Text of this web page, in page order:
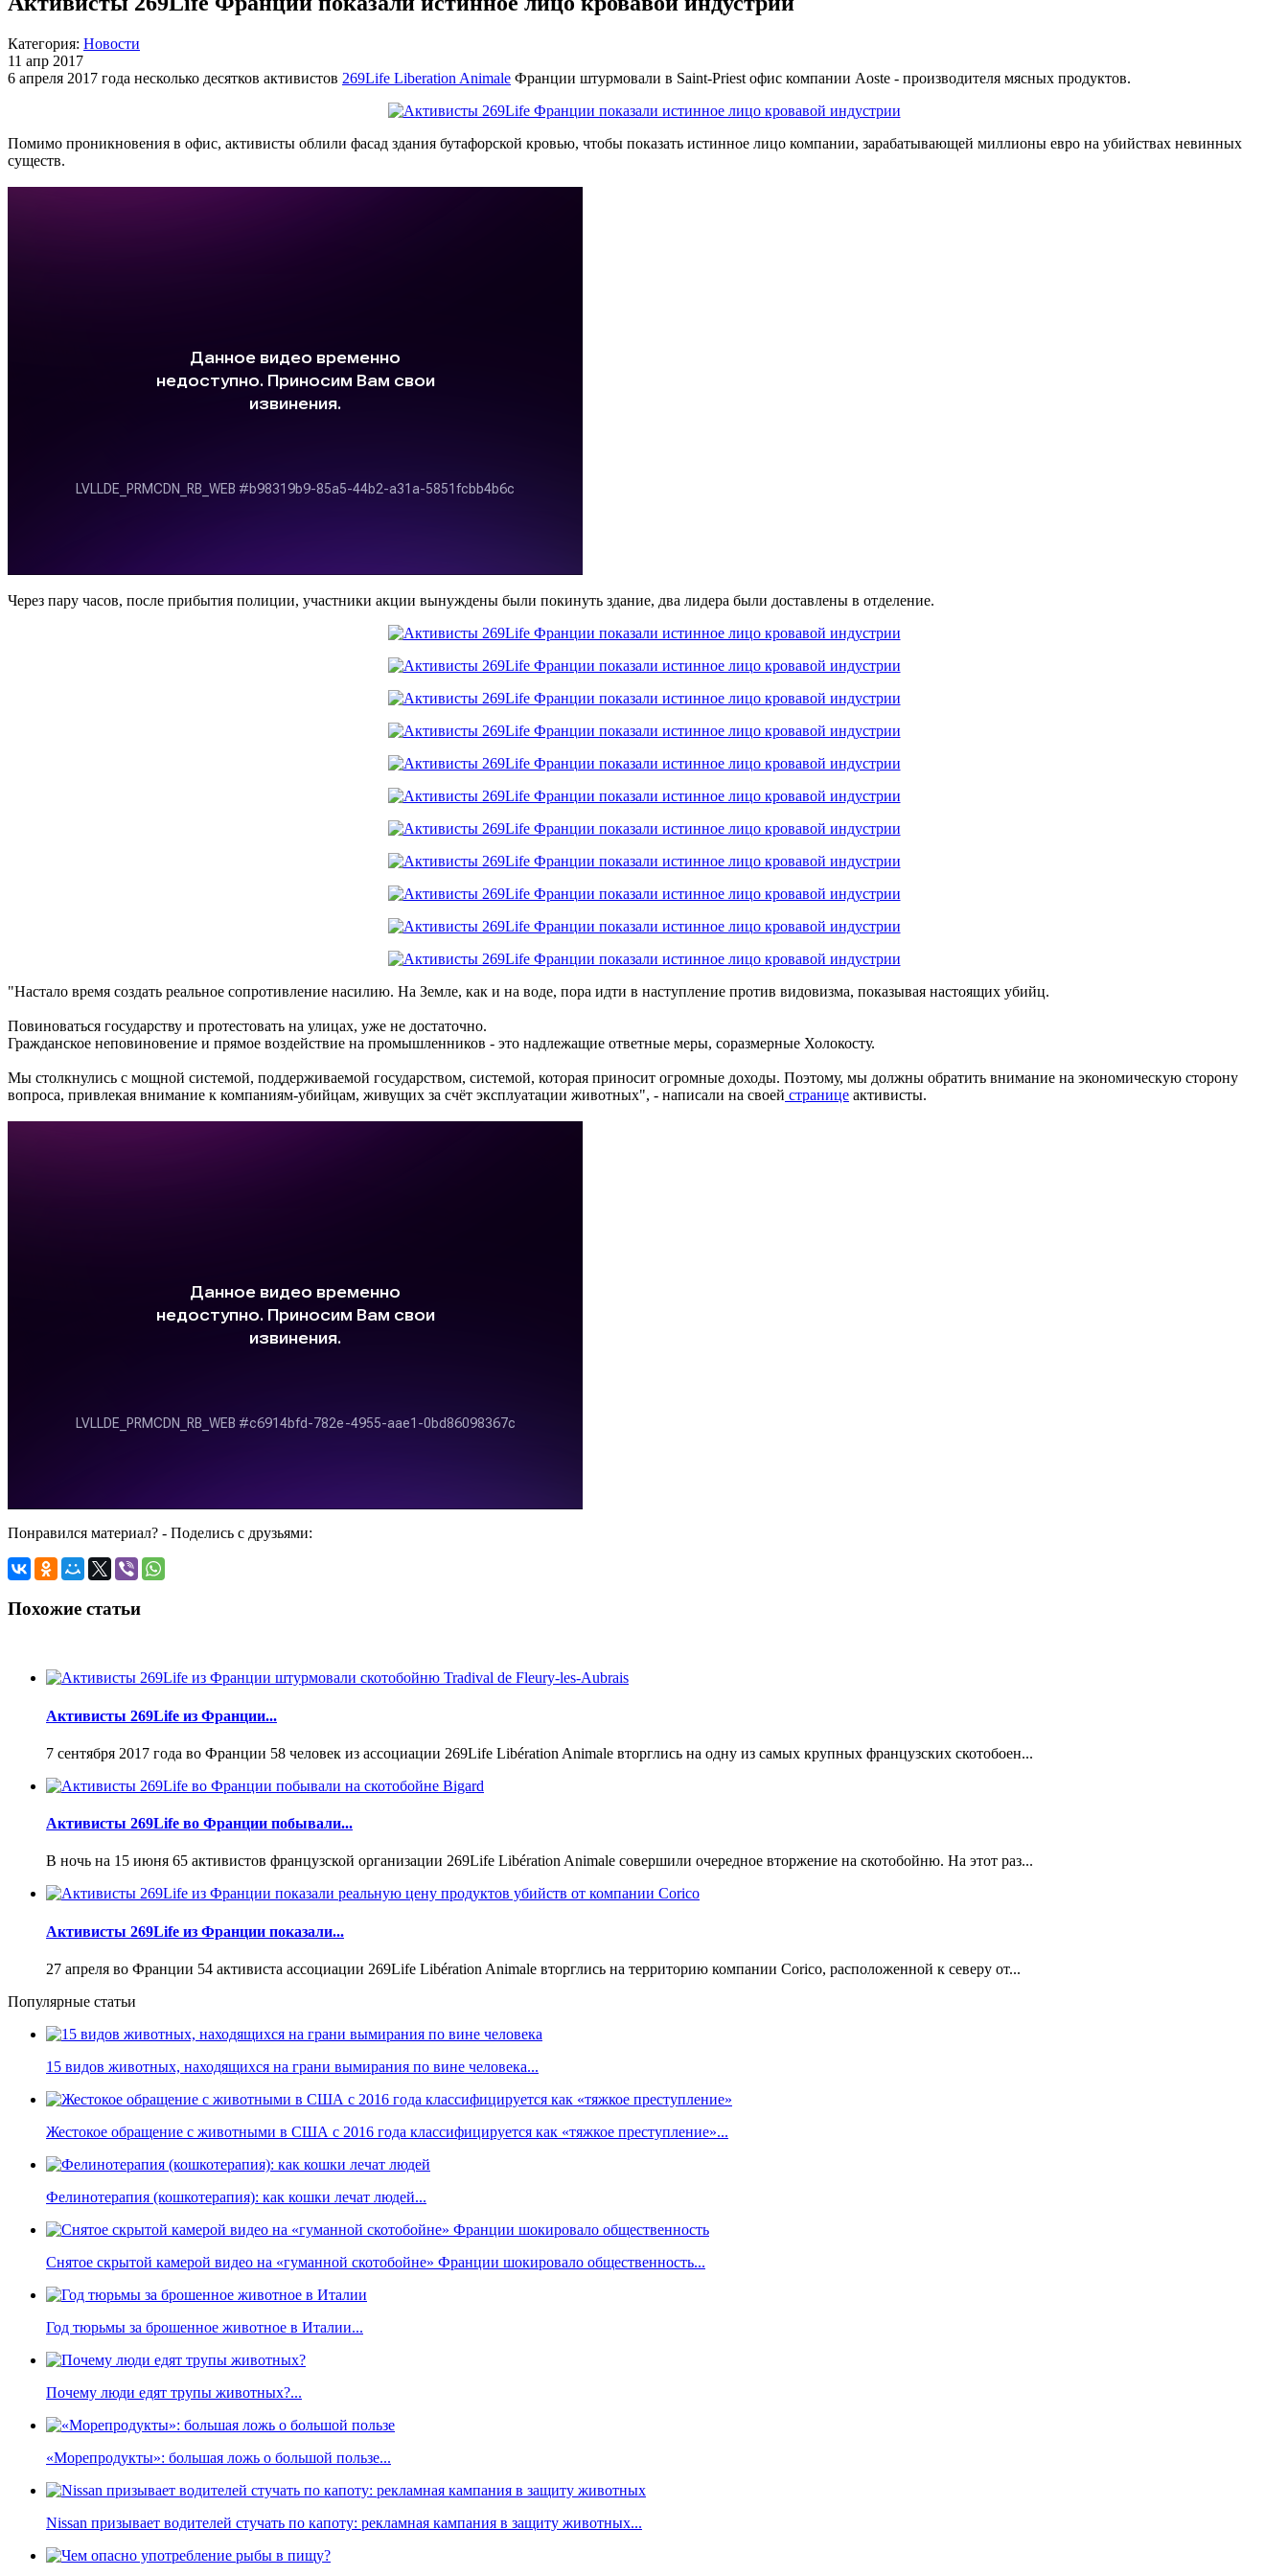
Категория: Новости
11 апр 2017
6 апреля 2017 года несколько десятков активистов 269Life Liberation Animale Франции штурмовали в Saint-Priest офис компании Aoste - производителя мясных продуктов.
Помимо проникновения в офис, активисты облили фасад здания бутафорской кровью, чтобы показать истинное лицо компании, зарабатывающей миллионы евро на убийствах невинных
существ.
Через пару часов, после прибытия полиции, участники акции вынуждены были покинуть здание, два лидера были доставлены в отделение.
"Настало время создать реальное сопротивление насилию. На Земле, как и на воде, пора идти в наступление против видовизма, показывая настоящих убийц.
Повиноваться государству и протестовать на улицах, уже не достаточно.
Гражданское неповиновение и прямое воздействие на промышленников - это надлежащие ответные меры, соразмерные Холокосту.
Мы столкнулись с мощной системой, поддерживаемой государством, системой, которая приносит огромные доходы. Поэтому, мы должны обратить внимание на экономическую сторону
вопроса, привлекая внимание к компаниям-убийцам, живущих за счёт эксплуатации животных", - написали на своей странице активисты.
Понравился материал? - Поделись с друзьями:
Похожие статьи
Активисты 269Life из Франции...
7 сентября 2017 года во Франции 58 человек из ассоциации 269Life Libération Animale вторглись на одну из самых крупных французских скотобоен...
Активисты 269Life во Франции побывали...
В ночь на 15 июня 65 активистов французской организации 269Life Libération Animale совершили очередное вторжение на скотобойню. На этот раз...
Активисты 269Life из Франции показали...
27 апреля во Франции 54 активиста ассоциации 269Life Libération Animale вторглись на территорию компании Corico, расположенной к северу от...
Популярные статьи
15 видов животных, находящихся на грани вымирания по вине человека...
Жестокое обращение с животными в США с 2016 года классифицируется как «тяжкое преступление»...
Фелинотерапия (кошкотерапия): как кошки лечат людей...
Снятое скрытой камерой видео на «гуманной скотобойне» Франции шокировало общественность...
Год тюрьмы за брошенное животное в Италии...
Почему люди едят трупы животных?...
«Морепродукты»: большая ложь о большой пользе...
Nissan призывает водителей стучать по капоту: рекламная кампания в защиту животных...